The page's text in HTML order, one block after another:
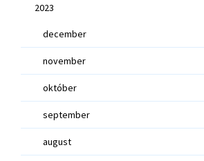
2023
december
november
október
september
august